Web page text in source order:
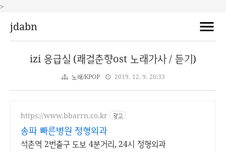
>
jdabn
izi 응급실 (쾌걸춘향ost 노래가사 / 듣기)
노래/KPOP 2019. 12. 9. 20:33
https://www.bbarrn.co.kr 광고
송파 빠른병원 정형외과
석촌역 2번출구 도보 4분거리, 24시 정형외과